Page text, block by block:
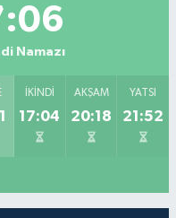
Namazı
İKINDI
17:04
AKŞAM
20:18
YATSI
21:52